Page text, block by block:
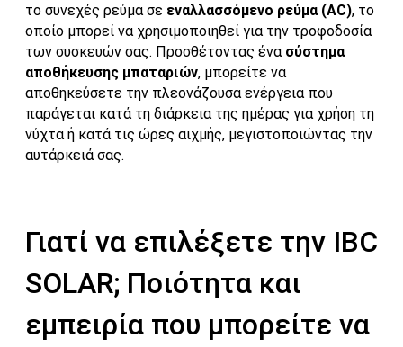
το συνεχές ρεύμα σε εναλλασσόμενο ρεύμα (AC), το
οποίο μπορεί να χρησιμοποιηθεί για την τροφοδοσία
των συσκευών σας. Προσθέτοντας ένα σύστημα
αποθήκευσης μπαταριών, μπορείτε να
αποθηκεύσετε την πλεονάζουσα ενέργεια που
παράγεται κατά τη διάρκεια της ημέρας για χρήση τη
νύχτα ή κατά τις ώρες αιχμής, μεγιστοποιώντας την
αυτάρκειά σας.
Γιατί να επιλέξετε την IBC
SOLAR; Ποιότητα και
εμπειρία που μπορείτε να